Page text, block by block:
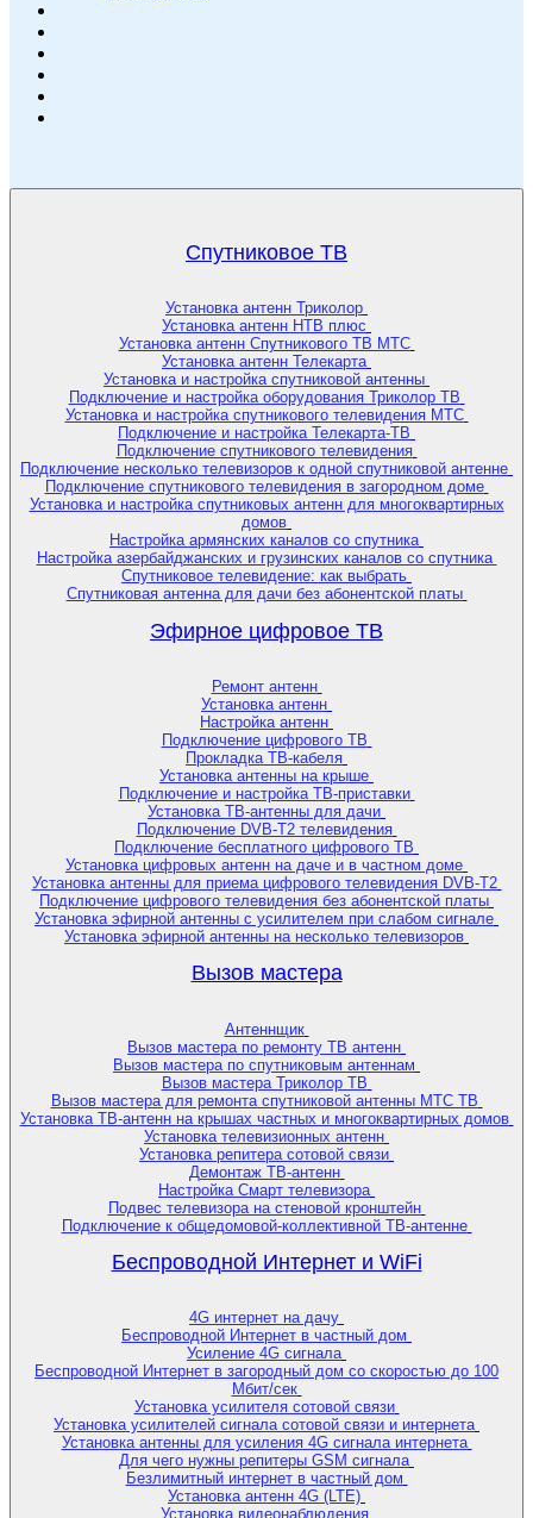
Спутниковое ТВ
Установка антенн Триколор
Установка антенн НТВ плюс
Установка антенн Спутникового ТВ МТС
Установка антенн Телекарта
Установка и настройка спутниковой антенны
Подключение и настройка оборудования Триколор ТВ
Установка и настройка спутникового телевидения МТС
Подключение и настройка Телекарта-ТВ
Подключение спутникового телевидения
Подключение несколько телевизоров к одной спутниковой антенне
Подключение спутникового телевидения в загородном доме
Установка и настройка спутниковых антенн для многоквартирных
домов
Настройка армянских каналов со спутника
Настройка азербайджанских и грузинских каналов со спутника
Спутниковое телевидение: как выбрать
Спутниковая антенна для дачи без абонентской платы
Эфирное цифровое ТВ
Ремонт антенн
Установка антенн
Настройка антенн
Подключение цифрового ТВ
Прокладка ТВ-кабеля
Установка антенны на крыше
Подключение и настройка ТВ-приставки
Установка ТВ-антенны для дачи
Подключение DVB-T2 телевидения
Подключение бесплатного цифрового ТВ
Установка цифровых антенн на даче и в частном доме
Установка антенны для приема цифрового телевидения DVB-T2
Подключение цифрового телевидения без абонентской платы
Установка эфирной антенны с усилителем при слабом сигнале
Установка эфирной антенны на несколько телевизоров
Вызов мастера
Антеннщик
Вызов мастера по ремонту ТВ антенн
Вызов мастера по спутниковым антеннам
Вызов мастера Триколор ТВ
Вызов мастера для ремонта спутниковой антенны МТС ТВ
Установка ТВ-антенн на крышах частных и многоквартирных домов
Установка телевизионных антенн
Установка репитера сотовой связи
Демонтаж ТВ-антенн
Настройка Смарт телевизора
Подвес телевизора на стеновой кронштейн
Подключение к общедомовой-коллективной ТВ-антенне
Беспроводной Интернет и WiFi
4G интернет на дачу
Беспроводной Интернет в частный дом
Усиление 4G сигнала
Беспроводной Интернет в загородный дом со скоростью до 100
Мбит/сек
Установка усилителя сотовой связи
Установка усилителей сигнала сотовой связи и интернета
Установка антенны для усиления 4G сигнала интернета
Для чего нужны репитеры GSM сигнала
Безлимитный интернет в частный дом
Установка антенн 4G (LTE)
Установка видеонаблюдения